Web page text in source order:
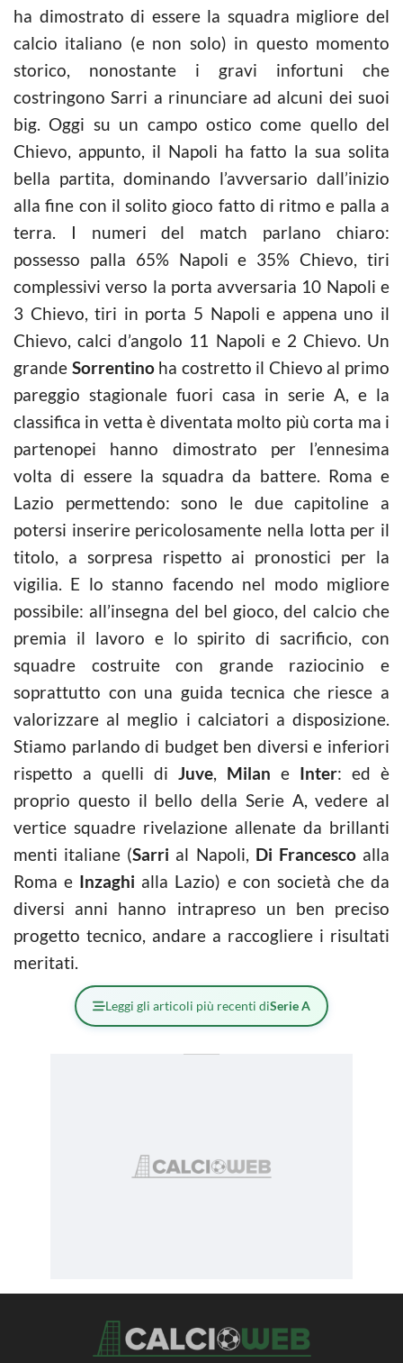
ha dimostrato di essere la squadra migliore del
calcio italiano (e non solo) in questo momento
storico, nonostante i gravi infortuni che
costringono Sarri a rinunciare ad alcuni dei suoi
big. Oggi su un campo ostico come quello del
Chievo, appunto, il Napoli ha fatto la sua solita
bella partita, dominando l’avversario dall’inizio
alla fine con il solito gioco fatto di ritmo e palla a
terra. I numeri del match parlano chiaro:
possesso palla 65% Napoli e 35% Chievo, tiri
complessivi verso la porta avversaria 10 Napoli e
3 Chievo, tiri in porta 5 Napoli e appena uno il
Chievo, calci d’angolo 11 Napoli e 2 Chievo. Un
grande Sorrentinoha costretto il Chievo al primo
pareggio stagionale fuori casa in serie A, e la
classifica in vetta è diventata molto più corta ma i
partenopei hanno dimostrato per l’ennesima
volta di essere la squadra da battere. Roma e
Lazio permettendo: sono le due capitoline a
potersi inserire pericolosamente nella lotta per il
titolo, a sorpresa rispetto ai pronostici per la
vigilia. E lo stanno facendo nel modo migliore
possibile: all’insegna del bel gioco, del calcio che
premia il lavoro e lo spirito di sacrificio, con
squadre costruite con grande raziocinio e
soprattutto con una guida tecnica che riesce a
valorizzare al meglio i calciatori a disposizione.
Stiamo parlando di budget ben diversi e inferiori
rispetto a quelli di Juve, Milan e Inter: ed è
proprio questo il bello della Serie A, vedere al
vertice squadre rivelazione allenate da brillanti
menti italiane (Sarri al Napoli, Di Francescoalla
Roma e Inzaghi alla Lazio) e con società che da
diversi anni hanno intrapreso un ben preciso
progetto tecnico, andare a raccogliere i risultati
meritati.
Leggi gli articoli più recenti diSerie A